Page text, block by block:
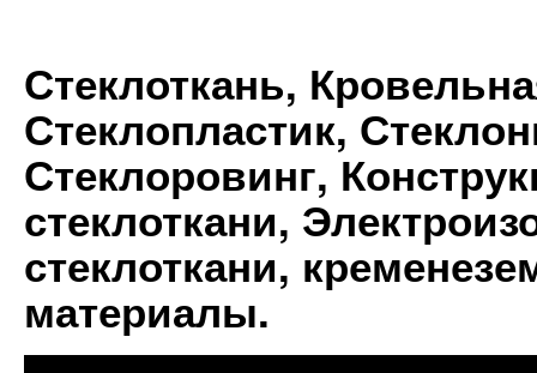
Стеклоткань,
Стеклопластик,
Стеклоровинг,
стеклоткани,
стеклоткани,
материалы.